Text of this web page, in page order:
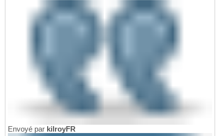
Envoyé par kilroyFR